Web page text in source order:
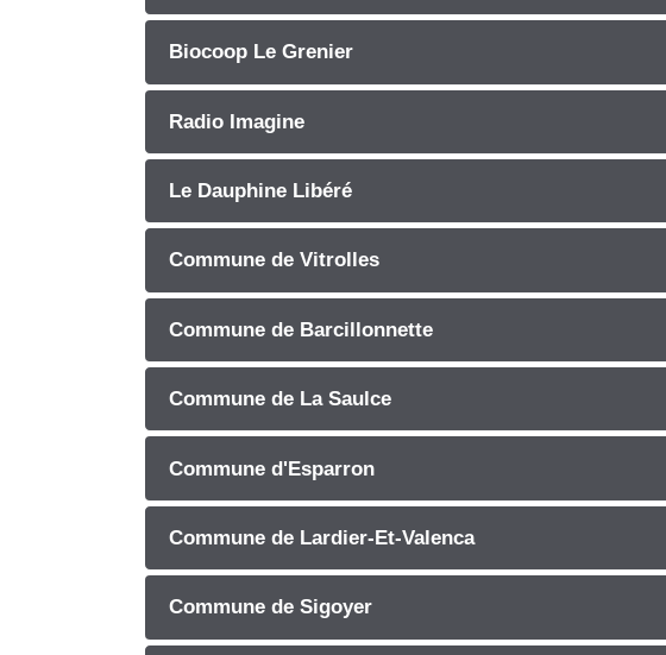
Biocoop Le Grenier
Radio Imagine
Le Dauphine Libéré
Commune de Vitrolles
Commune de Barcillonnette
Commune de La Saulce
Commune d'Esparron
Commune de Lardier-Et-Valenca
Commune de Sigoyer